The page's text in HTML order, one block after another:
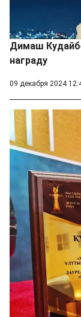
Димаш
награду
09 декабря 2024